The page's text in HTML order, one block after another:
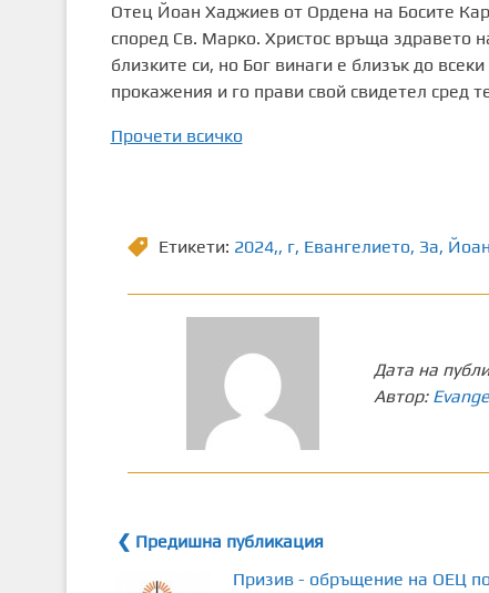
Отец Йоан Хаджиев от Ордена на Босите
според Св. Марко. Христос връща здравето
близките си, но Бог винаги е близък до
прокажения и го прави свой свидетел сред
Прочети всичко
Етикети: 2024,, г, Евангелието, Зa,
Дата на
Автор:
❮ Предишна публикация
Призив - обръщение на ОЕЦ по